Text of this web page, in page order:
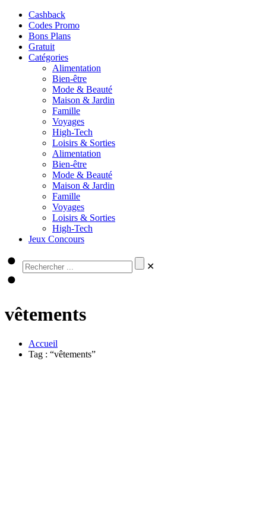
Cashback
Codes Promo
Bons Plans
Gratuit
Catégories
Alimentation
Bien-être
Mode & Beauté
Maison & Jardin
Famille
Voyages
High-Tech
Loisirs & Sorties
Alimentation
Bien-être
Mode & Beauté
Maison & Jardin
Famille
Voyages
Loisirs & Sorties
High-Tech
Jeux Concours
✕
vêtements
Accueil
Tag : “vêtements”